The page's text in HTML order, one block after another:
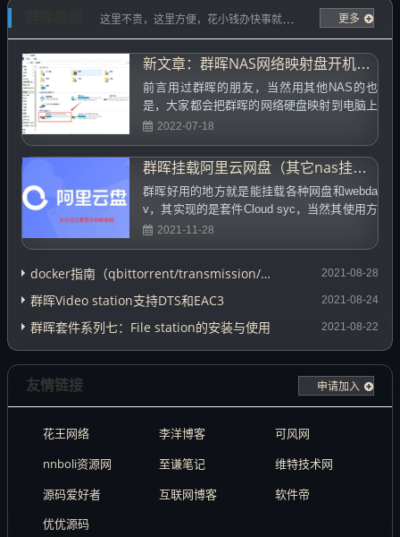
这里不贵，这里方便，花小钱办快事就在这里。 更多
新文章：群晖NAS网络映射盘开机自动连接方法
前言用过群晖的朋友，当然用其他NAS的也
是，大家都会把群晖的网络硬盘映射到电脑上
做完一个网络硬盘，这样即能方便调取备份资
2022-07-18
群晖挂载阿里云网盘（其它nas挂载原理相同）
群晖好用的地方就是能挂载各种网盘和webda
v，其实现的是套件Cloud syc，当然其使用方
法，本网也有介绍，有兴趣可以看看：传送
2021-11-28
docker指南（qbittorrent/transmission/签到搭建） 2021-08-28
群晖Video station支持DTS和EAC3 2021-08-24
群晖套件系列七：File station的安装与使用 2021-08-22
友情链接 申请加入
花王网络 李洋博客
可风网
nnboli资源网
至谦笔记
维特技术网
源码爱好者
互联网博客
软件帝
优优源码